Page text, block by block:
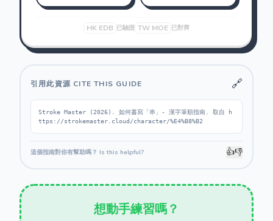
HK EDB 已驗證 TW MOE 已對齊
引用此資源 CITE THIS GUIDE 🔗
Stroke Master (2026). 如何書寫「串」- 漢字筆順指南. 取自 h
ttps://strokemaster.cloud/character/%E4%B8%B2
這個指南對你有幫助嗎？ Is this helpful? 👍👎
想動手練習嗎？